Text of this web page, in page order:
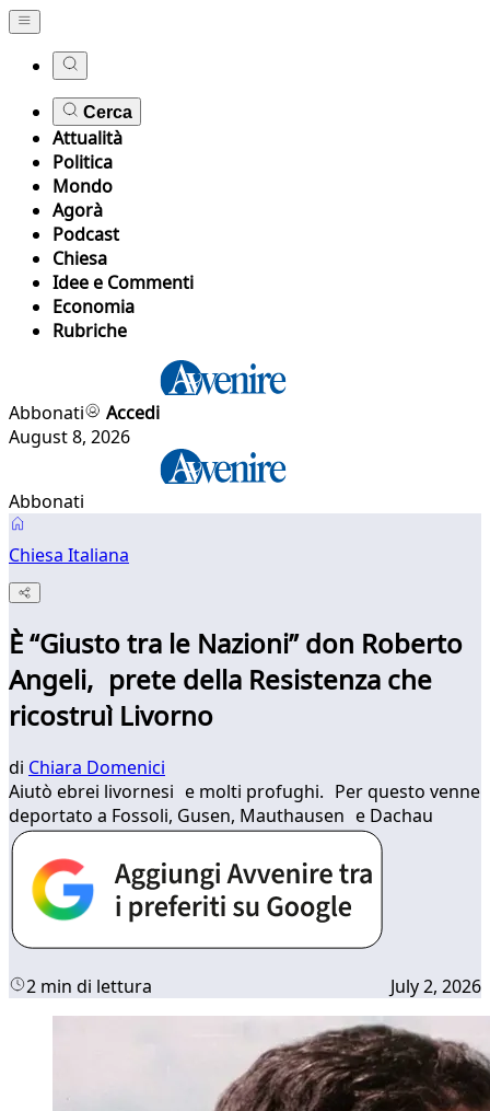
Cerca
Attualità
Politica
Mondo
Agorà
Podcast
Chiesa
Idee e Commenti
Economia
Rubriche
Abbonati
Accedi
August 8, 2026
Abbonati
Chiesa Italiana
È “Giusto tra le Nazioni” don Roberto
Angeli, prete della Resistenza che
ricostruì Livorno
di Chiara Domenici
Aiutò ebrei livornesi e molti profughi. Per questo venne
deportato a Fossoli, Gusen, Mauthausen e Dachau
2 min di lettura July 2, 2026